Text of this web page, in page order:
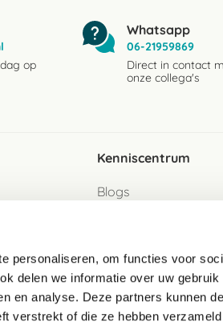
personaliseren, om functies voor
delen we informatie over uw gebruik
en analyse. Deze partners kunnen
verstrekt of die ze hebben
op
Whatsapp
06-21959869
Direct in contact
onze collega's
Kenniscentrum
Blogs